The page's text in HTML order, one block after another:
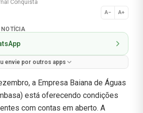
Conquista
A− A+
Normal
envie por outros apps
a Empresa Baiana de Águas
está oferecendo condições
com contas em aberto. A